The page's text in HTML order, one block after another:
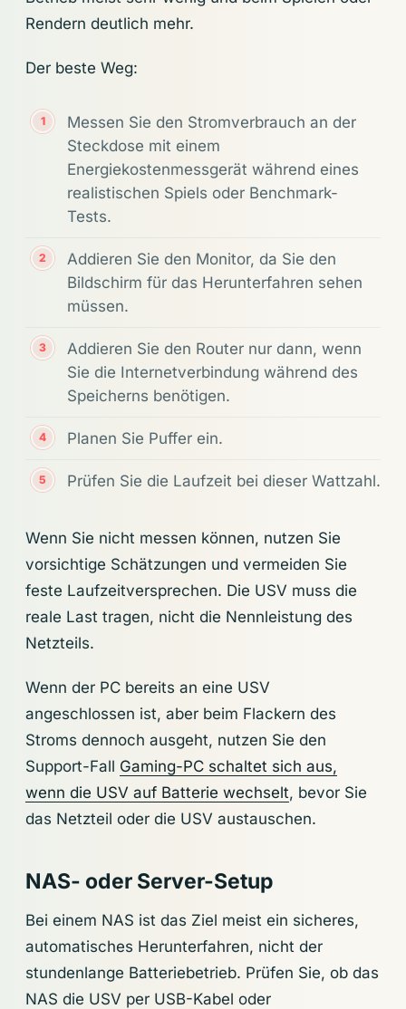
Rendern deutlich mehr.
Der beste Weg:
Messen Sie den Stromverbrauch an der
Steckdose mit einem
Energiekostenmessgerät während eines
realistischen Spiels oder Benchmark-
Tests.
Addieren Sie den Monitor, da Sie den
Bildschirm für das Herunterfahren sehen
müssen.
Addieren Sie den Router nur dann, wenn
Sie die Internetverbindung während des
Speicherns benötigen.
Planen Sie Puffer ein.
Prüfen Sie die Laufzeit bei dieser Wattzahl.
Wenn Sie nicht messen können, nutzen Sie
vorsichtige Schätzungen und vermeiden Sie
feste Laufzeitversprechen. Die USV muss die
reale Last tragen, nicht die Nennleistung des
Netzteils.
Wenn der PC bereits an eine USV
angeschlossen ist, aber beim Flackern des
Stroms dennoch ausgeht, nutzen Sie den
Support-Fall Gaming-PC schaltet sich aus,
wenn die USV auf Batterie wechselt, bevor Sie
das Netzteil oder die USV austauschen.
NAS- oder Server-Setup
Bei einem NAS ist das Ziel meist ein sicheres,
automatisches Herunterfahren, nicht der
stundenlange Batteriebetrieb. Prüfen Sie, ob das
NAS die USV per USB-Kabel oder